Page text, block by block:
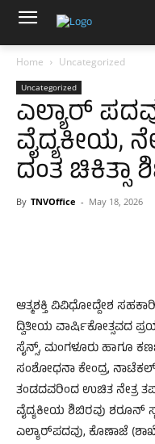
Home Uncategorized
Uncategorized
ಎಲ್ಯಾರ್
ವೈದ್ಯಕೀಯ,
ದಂತ ಚಿಕಿತ್ಸಾ
By TNVOffice - May 18, 2026
ಆತ್ಮಶಕ್ತಿ ವಿವಿಧೋದ್ದೇಶ
ದ್ವಿತೀಯ ವಾರ್ಷಿಕೋತ್ಸವದ
ಸೈನ್ಸ್, ಮಂಗಳೂರು ಹಾಗೂ
ಸಂಶೋಧನಾ ಕೇಂದ್ರ,
ತಂಡದವರಿಂದ ಉಚಿತ ನೇತ್ರ
ವೈದ್ಯಕೀಯ ಶಿಬಿರವು ಶರೂನ್
ಎಲ್ಯಾರ್‌ಪದವು, ಕೊಣಾಜೆ